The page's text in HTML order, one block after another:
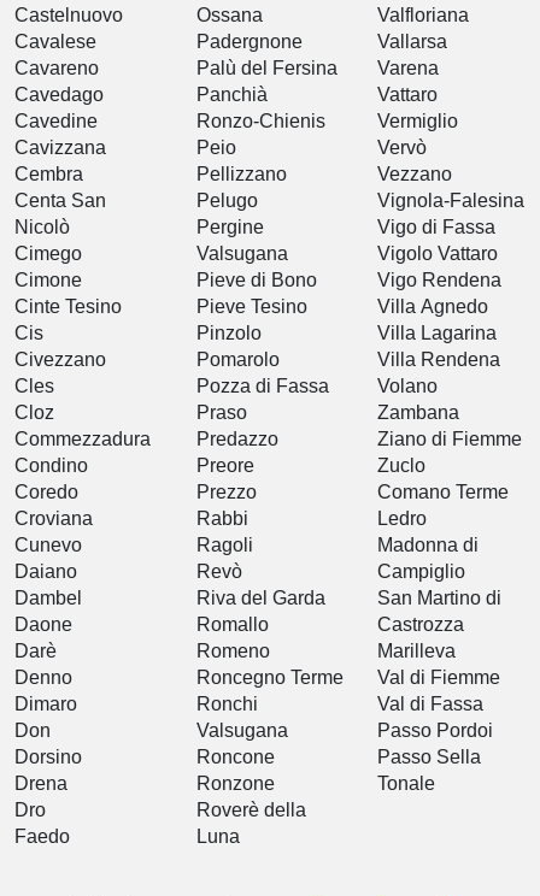
Castelnuovo
Cavalese
Cavareno
Cavedago
Cavedine
Cavizzana
Cembra
Centa San
Nicolò
Cimego
Cimone
Cinte Tesino
Cis
Civezzano
Cles
Cloz
Commezzadura
Condino
Coredo
Croviana
Cunevo
Daiano
Dambel
Daone
Darè
Denno
Dimaro
Don
Dorsino
Drena
Dro
Faedo
Ossana
Padergnone
Palù del Fersina
Panchià
Ronzo-Chienis
Peio
Pellizzano
Pelugo
Pergine
Valsugana
Pieve di Bono
Pieve Tesino
Pinzolo
Pomarolo
Pozza di Fassa
Praso
Predazzo
Preore
Prezzo
Rabbi
Ragoli
Revò
Riva del Garda
Romallo
Romeno
Roncegno Terme
Ronchi
Valsugana
Roncone
Ronzone
Roverè della
Luna
Valfloriana
Vallarsa
Varena
Vattaro
Vermiglio
Vervò
Vezzano
Vignola-Falesina
Vigo di Fassa
Vigolo Vattaro
Vigo Rendena
Villa Agnedo
Villa Lagarina
Villa Rendena
Volano
Zambana
Ziano di Fiemme
Zuclo
Comano Terme
Ledro
Madonna di
Campiglio
San Martino di
Castrozza
Marilleva
Val di Fiemme
Val di Fassa
Passo Pordoi
Passo Sella
Tonale